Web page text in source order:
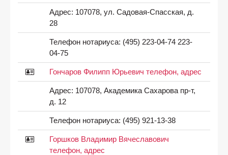
Адрес: 107078, ул. Садовая-Спасская, д.
28
Телефон нотариуса: (495) 223-04-74 223-
04-75
Гончаров Филипп Юрьевич телефон, адрес
Адрес: 107078, Академика Сахарова пр-т,
д. 12
Телефон нотариуса: (495) 921-13-38
Горшков Владимир Вячеславович
телефон, адрес